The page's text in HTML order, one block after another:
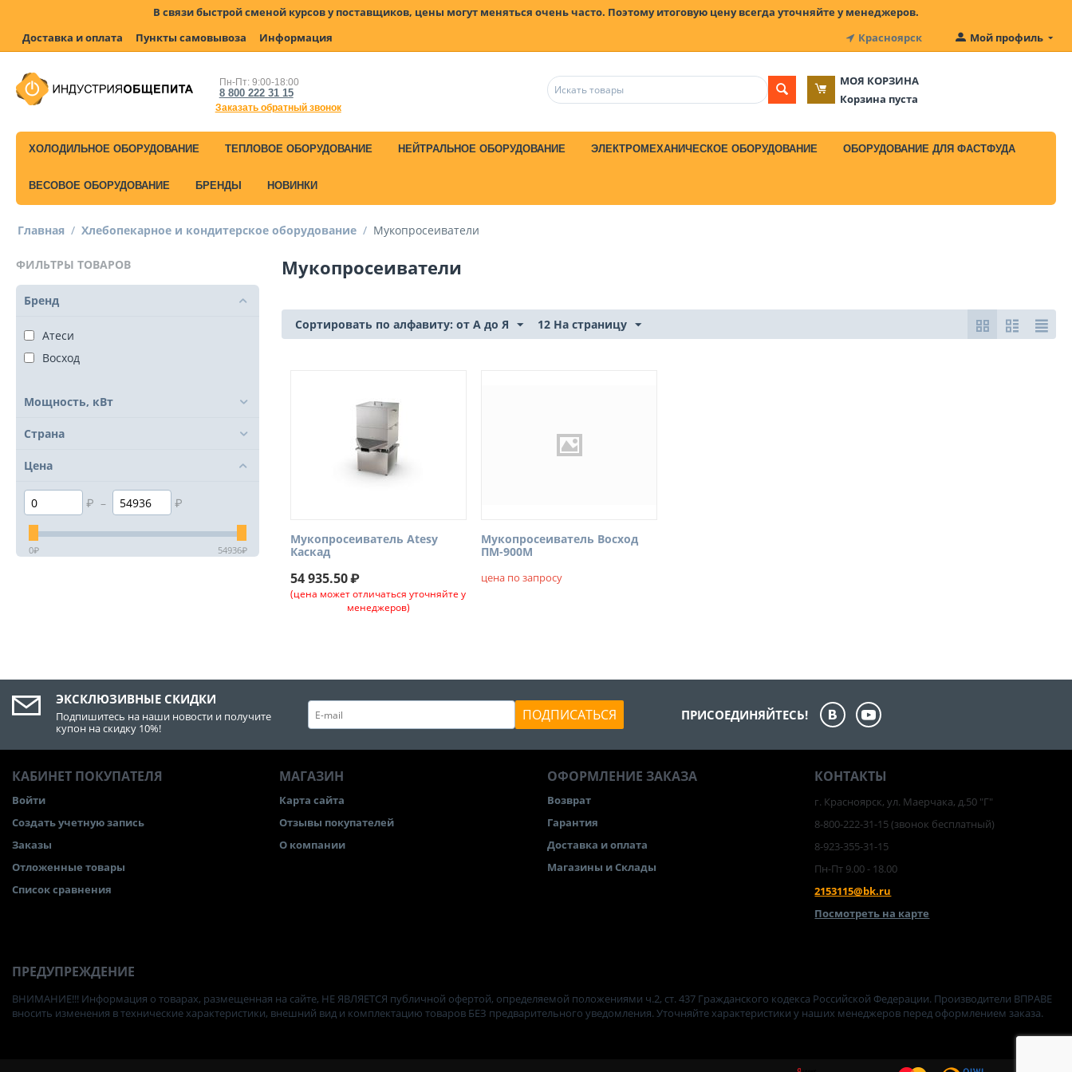
В связи быстрой сменой курсов у поставщиков, цены могут меняться очень часто. Поэтому итоговую цену всегда уточняйте у менеджеров.
Доставка и оплата
Пункты самовывоза Информация Красноярск Мой профиль
Пн-Пт: 9:00-18:00
8 800 222 31 15
Заказать обратный звонок
МОЯ КОРЗИНА
Корзина пуста
ХОЛОДИЛЬНОЕ ОБОРУДОВАНИЕ ТЕПЛОВОЕ ОБОРУДОВАНИЕ НЕЙТРАЛЬНОЕ ОБОРУДОВАНИЕ ЭЛЕКТРОМЕХАНИЧЕСКОЕ ОБОРУДОВАНИЕ ОБОРУДОВАНИЕ ДЛЯ ФАСТФУДА
ВЕСОВОЕ ОБОРУДОВАНИЕ БРЕНДЫ НОВИНКИ
Главная / Хлебопекарное и кондитерское оборудование / Мукопросеиватели
ФИЛЬТРЫ ТОВАРОВ
Бренд
Атеси
Восход
Мощность, кВт
Страна
Цена
₽ – ₽
0₽ 54936₽
Мукопросеиватели
Сортировать по алфавиту: от А до Я 12 На страницу
Мукопросеиватель Atesy
Каскад
54 935.50₽
(цена может отличаться уточняйте у
менеджеров)
Мукопросеиватель Восход
ПМ-900М
цена по запросу
ЭКСКЛЮЗИВНЫЕ СКИДКИ
Подпишитесь на наши новости и получите
купон на скидку 10%!
ПОДПИСАТЬСЯ ПРИСОЕДИНЯЙТЕСЬ!
КАБИНЕТ ПОКУПАТЕЛЯ
Войти
Создать учетную запись
Заказы
Отложенные товары
Список сравнения
МАГАЗИН
Карта сайта
Отзывы покупателей
О компании
ОФОРМЛЕНИЕ ЗАКАЗА
Возврат
Гарантия
Доставка и оплата
Магазины и Склады
КОНТАКТЫ
г. Красноярск, ул. Маерчака, д.50 "Г"
8-800-222-31-15(звонок бесплатный)
8-923-355-31-15
Пн-Пт 9.00 - 18.00
2153115@bk.ru
Посмотреть на карте
ПРЕДУПРЕЖДЕНИЕ
ВНИМАНИЕ!!! Информация о товарах, размещенная на сайте, НЕ ЯВЛЯЕТСЯ публичной офертой, определяемой положениями ч.2, ст. 437 Гражданского кодекса Российской Федерации. Производители ВПРАВЕ
вносить изменения в технические характеристики, внешний вид и комплектацию товаров БЕЗ предварительного уведомления. Уточняйте характеристики у наших менеджеров перед оформлением заказа.